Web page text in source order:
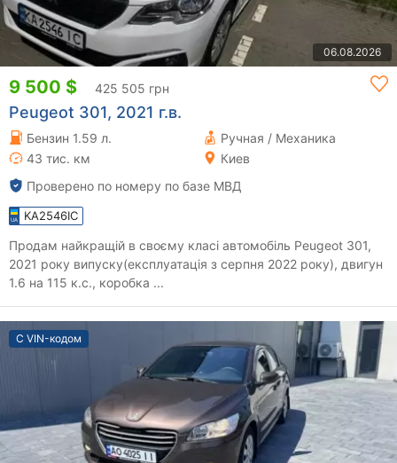
06.08.2026
9 500 $ 425 505 грн
Peugeot 301, 2021 г.в.
Бензин 1.59 л.
Ручная / Механика
43 тис. км
Киев
Проверено по номеру по базе МВД
KA2546IC
Продам найкращій в своєму класі автомобіль Peugeot 301,
2021 року випуску(експлуатація з серпня 2022 року), двигун
1.6 на 115 к.с., коробка ...
С VIN-кодом